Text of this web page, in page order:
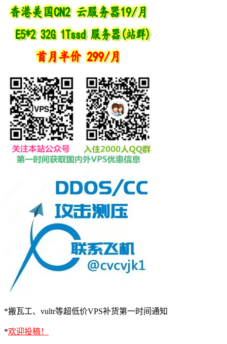
*搬瓦工、vultr等超低价VPS补货第一时间通知
*欢迎投稿！